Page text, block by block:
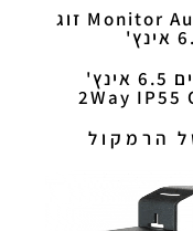
Climate 60 של Monitor Audio זוג
CL60 זוג רמקולים חיצונים 6.5 אינץ'
הרמקול